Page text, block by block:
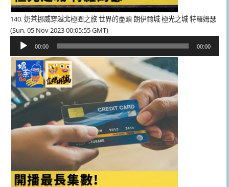
140. 奶茶挪威穿越北極圈之旅 世界的盡頭 朗伊爾城 極光之城 特羅姆瑟
(Sun, 05 Nov 2023 00:05:55 GMT)
播
放
器
00:00 00:00